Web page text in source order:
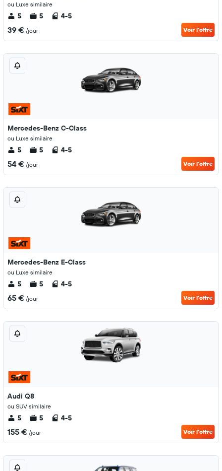
ou Luxe similaire
5 5 4-5
39 € /jour Voir l’offre
Mercedes-Benz C-Class
ou Luxe similaire
5 5 4-5
54 € /jour Voir l’offre
Mercedes-Benz E-Class
ou Luxe similaire
5 5 4-5
65 € /jour Voir l’offre
Audi Q8
ou SUV similaire
5 5 4-5
155 € /jour Voir l’offre